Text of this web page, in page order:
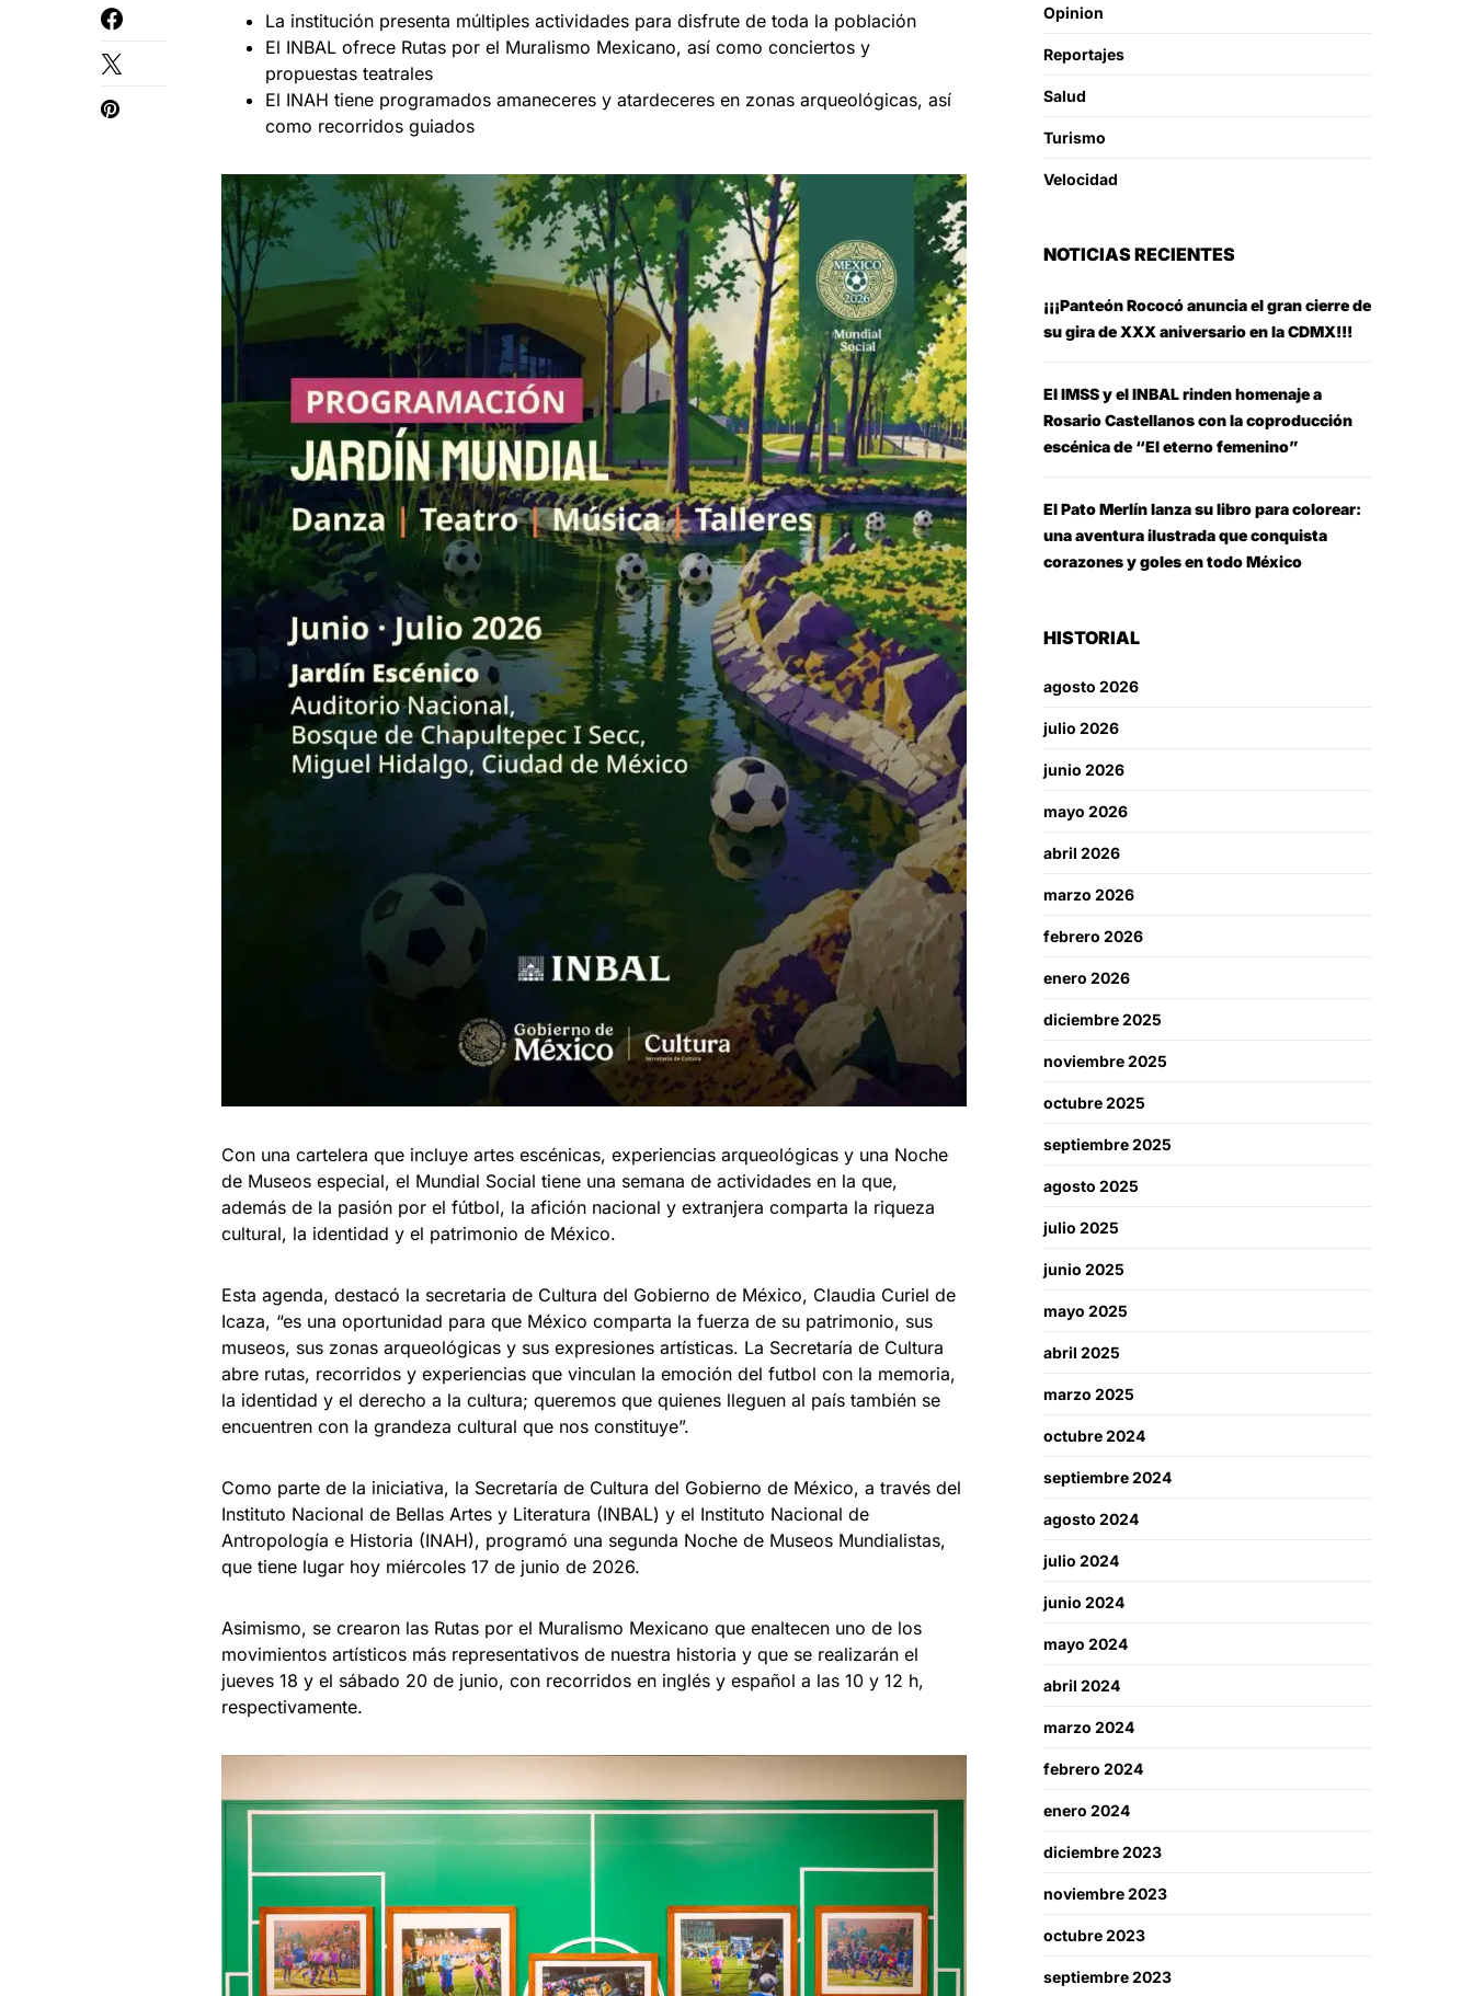
La institución presenta múltiples actividades para disfrute de toda la población
El INBAL ofrece Rutas por el Muralismo Mexicano, así como conciertos y
propuestas teatrales
El INAH tiene programados amaneceres y atardeceres en zonas arqueológicas, así
como recorridos guiados
Con una cartelera que incluye artes escénicas, experiencias arqueológicas y una Noche
de Museos especial, el Mundial Social tiene una semana de actividades en la que,
además de la pasión por el fútbol, la afición nacional y extranjera comparta la riqueza
cultural, la identidad y el patrimonio de México.
Esta agenda, destacó la secretaria de Cultura del Gobierno de México, Claudia Curiel de
Icaza, “es una oportunidad para que México comparta la fuerza de su patrimonio, sus
museos, sus zonas arqueológicas y sus expresiones artísticas. La Secretaría de Cultura
abre rutas, recorridos y experiencias que vinculan la emoción del futbol con la memoria,
la identidad y el derecho a la cultura; queremos que quienes lleguen al país también se
encuentren con la grandeza cultural que nos constituye”.
Como parte de la iniciativa, la Secretaría de Cultura del Gobierno de México, a través del
Instituto Nacional de Bellas Artes y Literatura (INBAL) y el Instituto Nacional de
Antropología e Historia (INAH), programó una segunda Noche de Museos Mundialistas,
que tiene lugar hoy miércoles 17 de junio de 2026.
Asimismo, se crearon las Rutas por el Muralismo Mexicano que enaltecen uno de los
movimientos artísticos más representativos de nuestra historia y que se realizarán el
jueves 18 y el sábado 20 de junio, con recorridos en inglés y español a las 10 y 12 h,
respectivamente.
Opinion
Reportajes
Salud
Turismo
Velocidad
NOTICIAS RECIENTES
¡¡¡Panteón Rococó anuncia el gran cierre de
su gira de XXX aniversario en la CDMX!!!
El IMSS y el INBAL rinden homenaje a
Rosario Castellanos con la coproducción
escénica de “El eterno femenino”
El Pato Merlín lanza su libro para colorear:
una aventura ilustrada que conquista
corazones y goles en todo México
HISTORIAL
agosto 2026
julio 2026
junio 2026
mayo 2026
abril 2026
marzo 2026
febrero 2026
enero 2026
diciembre 2025
noviembre 2025
octubre 2025
septiembre 2025
agosto 2025
julio 2025
junio 2025
mayo 2025
abril 2025
marzo 2025
octubre 2024
septiembre 2024
agosto 2024
julio 2024
junio 2024
mayo 2024
abril 2024
marzo 2024
febrero 2024
enero 2024
diciembre 2023
noviembre 2023
octubre 2023
septiembre 2023